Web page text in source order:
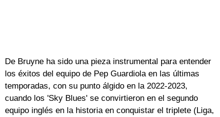
De Bruyne ha sido una pieza instrumental para entender
los éxitos del equipo de Pep Guardiola en las últimas
temporadas, con su punto álgido en la 2022-2023,
cuando los 'Sky Blues' se convirtieron en el segundo
equipo inglés en la historia en conquistar el triplete (Liga,